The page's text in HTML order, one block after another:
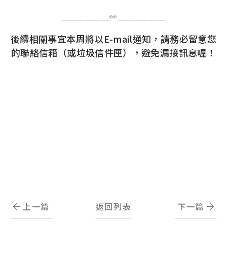
___________👀___________
後續相關事宜本周將以E-mail通知，請務必留意您
的聯絡信箱（或垃圾信件匣），避免漏接訊息喔！
上一篇 返回列表 下一篇